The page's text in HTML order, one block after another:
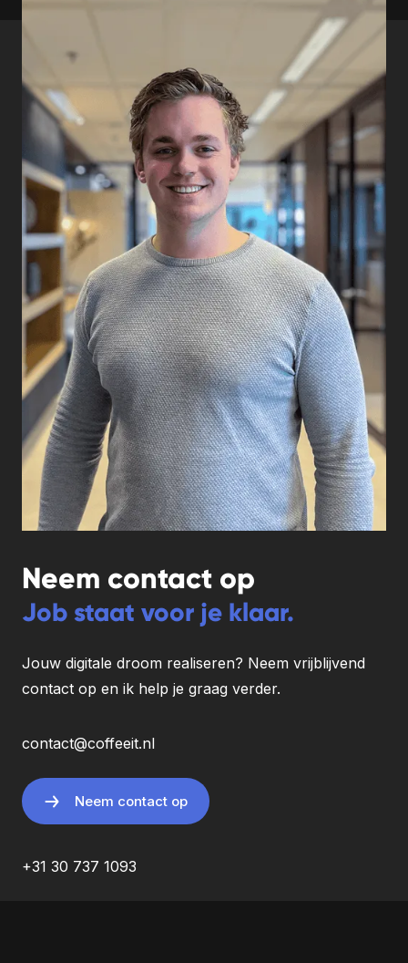
Neem contact op
Job staat voor je klaar.
Jouw digitale droom realiseren? Neem vrijblijvend
contact op en ik help je graag verder.
contact@coffeeit.nl
Neem contact op
+31 30 737 1093